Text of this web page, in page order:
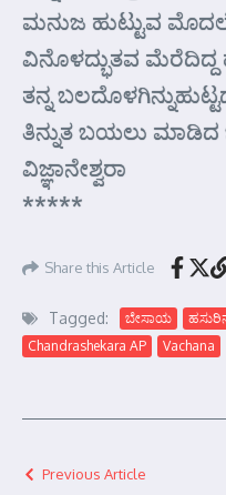
ಮನುಜ ಹುಟ್ಟುವ
ವಿನೊಳದ್ಭುತವ
ತನ್ನ
ತಿನ್ನುತ ಬಯಲು
ವಿಜ್ಞಾನೇಶ್ವರಾ
*****
Share this Article
Tagged: ಬೇಸಾಯ
Chandrashekara AP
Vachana
Previous Article